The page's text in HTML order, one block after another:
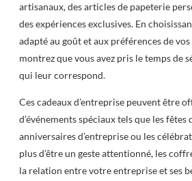
artisanaux, des articles de papeterie
des expériences exclusives. En
adapté au goût et aux préférences de
montrez que vous avez pris le temps de
qui leur correspond.
Ces cadeaux d’entreprise peuvent être
d’événements spéciaux tels que les fêtes
anniversaires d’entreprise ou les
plus d’être un geste attentionné, les
la relation entre votre entreprise et ses